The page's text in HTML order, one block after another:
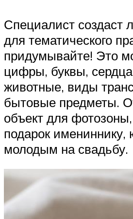
Специалист создаст
для тематического
придумывайте! Это
цифры, буквы,
животные, виды
бытовые предметы.
объект для
подарок имениннику,
молодым на свадьбу.